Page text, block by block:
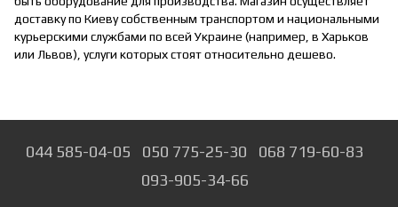
доставку по Киеву собственным транспортом и национальными
курьерскими службами по всей Украине (например, в Харьков
или Львов), услуги которых стоят относительно дешево.
044 585-04-05 050 775-25-30
068 719-60-83
093-905-34-66